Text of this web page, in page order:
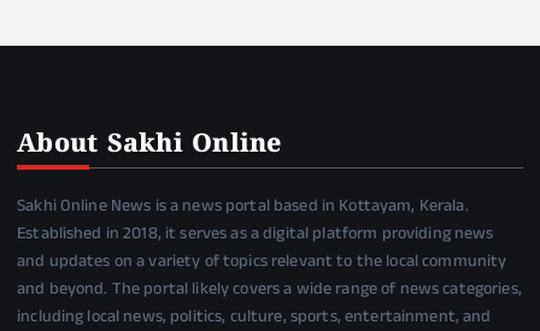
About Sakhi Online
Sakhi Online News is a news portal based in Kottayam, Kerala.
Established in 2018, it serves as a digital platform providing news
and updates on a variety of topics relevant to the local community
and beyond. The portal likely covers a wide range of news categories,
including local news, politics, culture, sports, entertainment, and